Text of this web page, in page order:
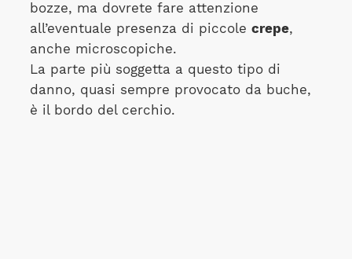
bozze, ma dovrete fare attenzione
all’eventuale presenza di piccole crepe,
anche microscopiche.
La parte più soggetta a questo tipo di
danno, quasi sempre provocato da buche,
è il bordo del cerchio.